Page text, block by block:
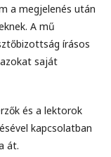
a megjelenés után
A mű
írásos
saját
és a lektorok
kapcsolatban
át.